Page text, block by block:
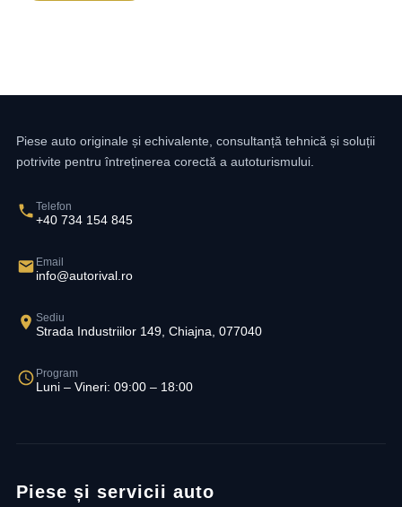
Piese auto originale și echivalente, consultanță tehnică și soluții
potrivite pentru întreținerea corectă a autoturismului.
Telefon
+40 734 154 845
Email
info@autorival.ro
Sediu
Strada Industriilor 149, Chiajna, 077040
Program
Luni – Vineri: 09:00 – 18:00
Piese și servicii auto